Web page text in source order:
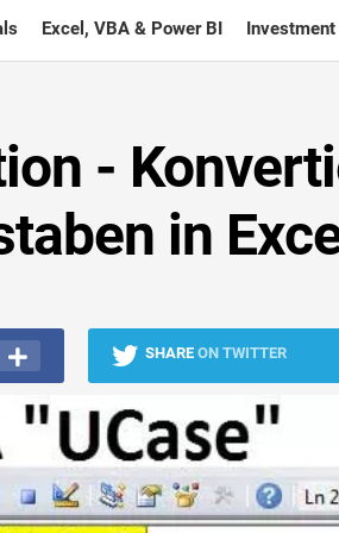
Excel, VBA & Power BI
-
in
SHARE ON TWITTER